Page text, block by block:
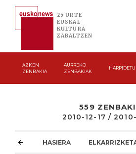
25 URTE
EUSKAL
KULTURA
ZABALTZEN
AZKEN
ZENBAKIA
AURREKO
ZENBAKIAK
HARPIDETU
559
2010-12-17 /
HASIERA